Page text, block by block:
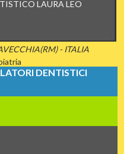
LAURA LEO
- ITALIA
DENTISTICI